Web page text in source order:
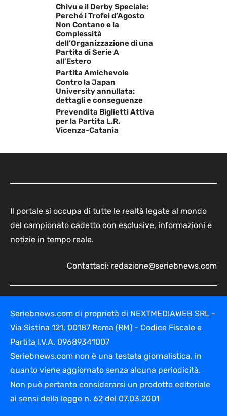
Chivu e il Derby Speciale:
Perché i Trofei d’Agosto
Non Contano e la
Complessità
dell’Organizzazione di una
Partita di Serie A
all’Estero
Partita Amichevole
Contro la Japan
University annullata:
dettagli e conseguenze
Prevendita Biglietti Attiva
per la Partita L.R.
Vicenza-Catania
Il portale si occupa di tutte le realtà legate al mondo
del campionato cadetto con esclusive, informazioni e
notizie in tempo reale.
Contattaci: redazione@seriebnews.com
Seriebnews.com di proprietà di NEXTMEDIAWEB SRL -
Via Sistina 121, 00187 Roma (RM) - Codice Fiscale e
Partita I.V.A. 09689341007
Seriebnews.com non è una testata giornalistica, in
quanto viene aggiornato senza alcuna periodicità.
Non può pertanto considerarsi un prodotto editoriale
ai sensi della legge n. 62 del 07.03.2001